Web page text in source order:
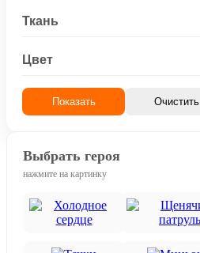
Ткань
Цвет
Показать Очистить
Выбрать героя
нажмите на картинку